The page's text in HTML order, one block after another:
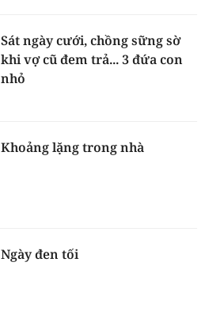
Sát ngày cưới, chồng sững sờ
khi vợ cũ đem trả... 3 đứa con
nhỏ
Khoảng lặng trong nhà
Ngày đen tối